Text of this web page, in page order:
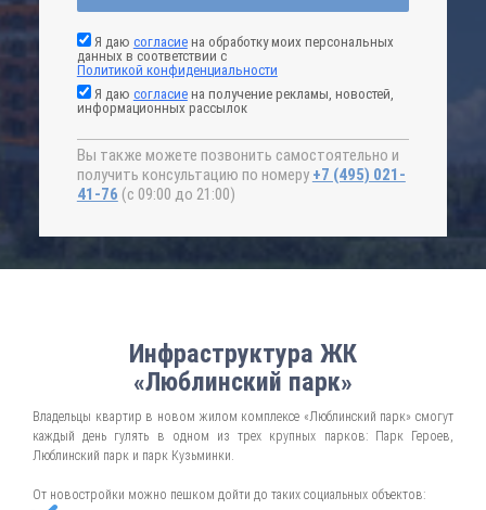
Я даю согласиена обработку моих персональных
данных в соответствии с
Политикой конфиденциальности
Я даю согласиена получение рекламы, новостей,
информационных рассылок
Вы также можете позвонить самостоятельно и
получить консультацию по номеру +7 (495) 021-
41-76 (с 09:00 до 21:00)
Инфраструктура ЖК
«Люблинский парк»
Владельцы квартир в новом жилом комплексе «Люблинский парк» смогут
каждый день гулять в одном из трех крупных парков: Парк Героев,
Люблинский парк и парк Кузьминки.
От новостройки можно пешком дойти до таких социальных объектов: